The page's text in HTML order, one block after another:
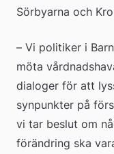
Sörbyarna och
– Vi politiker i
möta
dialoger för att
synpunkter på
vi tar beslut om
förändring ska